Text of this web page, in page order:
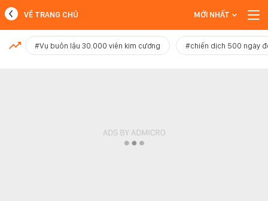
MỚI NHẤT
VỀ TRANG CHỦ MỚI NHẤT
#Vụ buôn lậu 30.000 viên kim cương #chiến dịch 500 ngày